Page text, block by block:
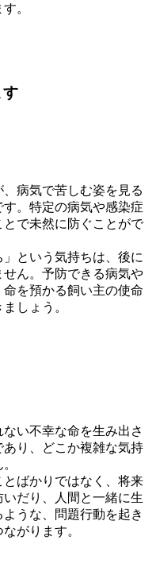
。
す
病気で苦しむ姿を見る
。特定の病気や感染症
で未然に防ぐことがで
」という気持ちは、後に
ん。予防できる病気や
を預かる飼い主の使命
しょう。
い不幸な命を生み出さ
り、どこか複雑な気持
ばかりではなく、将来
だり、人間と一緒に生
うな、問題行動を起き
がります。